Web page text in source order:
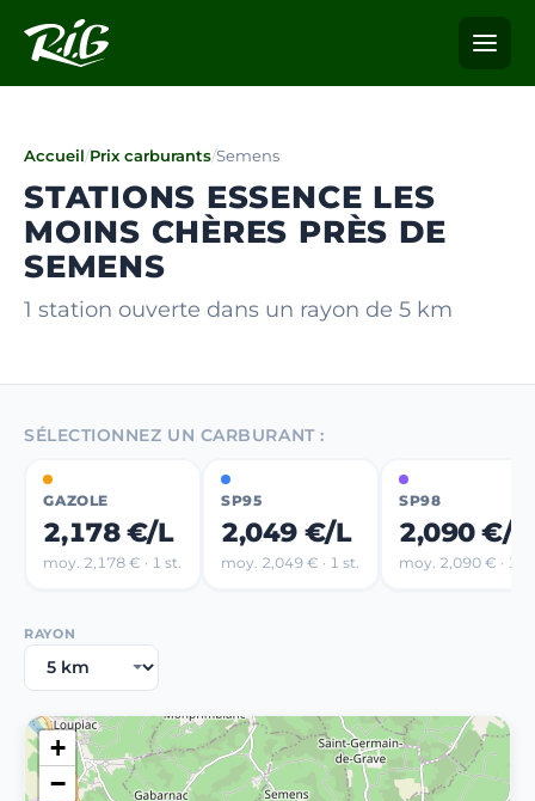
Accueil/Prix carburants/Semens
STATIONS ESSENCE LES
MOINS CHÈRES PRÈS DE
SEMENS
1 station ouverte dans un rayon de 5 km
SÉLECTIONNEZ UN CARBURANT :
GAZOLE
2,178 €/L
moy. 2,178 € · 1 st.
SP95
2,049 €/L
moy. 2,049 € · 1 st.
SP98
2,090 €/L
moy. 2,090 € · 1
RAYON
+
−